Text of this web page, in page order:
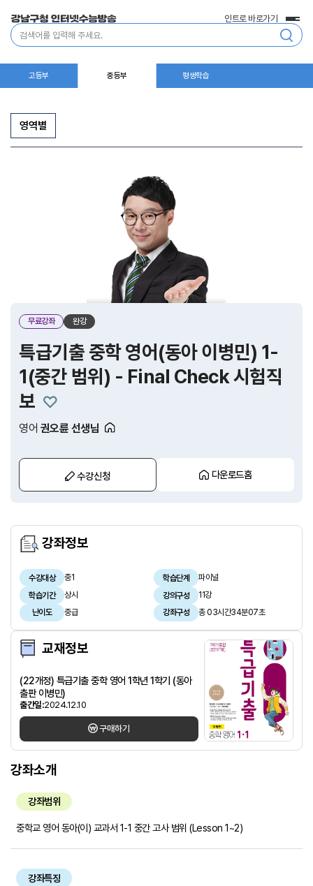
통
합
색
인트로 바로가기
전
체
메
고등부 중등부 평생학습
영역별
무료강좌 완강
특급기출 중학 영어(동아 이병민) 1-
1(중간 범위) - Final Check 시험직
보
영어 권오륜 선생님
수강신청 다운로드홈
강좌정보
수강대상 중1 학습단계
파이널
학습기간
상시 강의구성
11강
난이도
중급 강좌구성 총 03시간34분07초
교재정보
(22개정) 특급기출 중학 영어 1학년 1학기 (동아
출판 이병민)
출간일:2024.12.10
구매하기
강좌소개
강좌범위
중학교 영어 동아(이) 교과서 1-1 중간 고사 범위 (Lesson 1~2)
강좌특징